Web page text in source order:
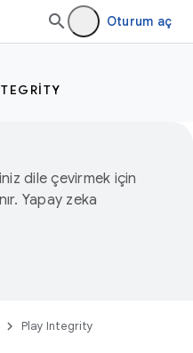
Oturum aç
dile çevirmek için
Yapay zeka
Play Integrity